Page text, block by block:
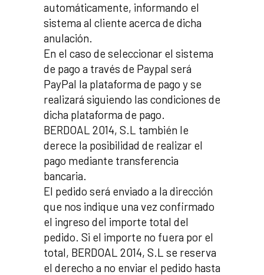
automáticamente, informando el
sistema al cliente acerca de dicha
anulación.
En el caso de seleccionar el sistema
de pago a través de Paypal será
PayPal la plataforma de pago y se
realizará siguiendo las condiciones de
dicha plataforma de pago.
BERDOAL 2014, S.L también le
derece la posibilidad de realizar el
pago mediante transferencia
bancaria.
El pedido será enviado a la dirección
que nos indique una vez confirmado
el ingreso del importe total del
pedido. Si el importe no fuera por el
total, BERDOAL 2014, S.L se reserva
el derecho a no enviar el pedido hasta